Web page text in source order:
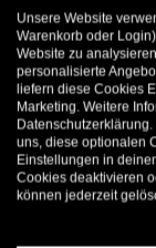
Bis zu 11%
5% ab
E-Mail
Unsere Website
Warenkorb oder
Website zu
personalisierte
liefern diese Cookies
Marketing. Weitere
uns, diese optionalen
Einstellungen in
Cookies deaktivieren
können jederzeit